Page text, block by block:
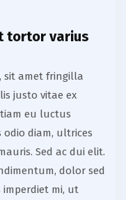
tortor varius
sit amet fringilla
justo vitae ex
eu luctus
diam, ultrices
Sed ac dui elit.
dolor sed
mi, ut